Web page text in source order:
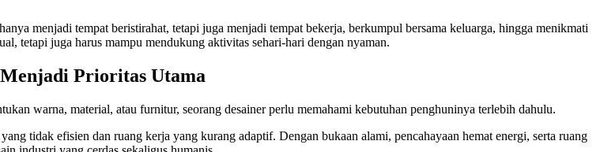
menjadi tempat beristirahat, tetapi juga menjadi tempat bekerja, berkumpul bersama keluarga, hingga menikmati
tetapi juga harus mampu mendukung aktivitas sehari-hari dengan nyaman.
Prioritas Utama
warna, material, atau furnitur, seorang desainer perlu memahami kebutuhan penghuninya terlebih dahulu.
tidak efisien dan ruang kerja yang kurang adaptif. Dengan bukaan alami, pencahayaan hemat energi, serta ruang